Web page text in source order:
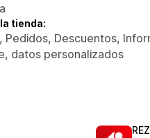
tienda:
Pedidos, Descuentos,
datos personalizados